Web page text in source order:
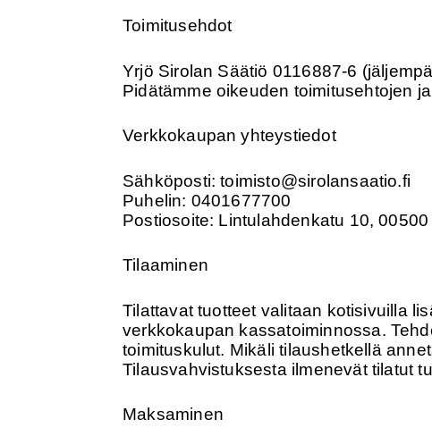
Toimitusehdot
Yrjö Sirolan Säätiö 0116887-6
Pidätämme oikeuden toimitusehtojen
Verkkokaupan yhteystiedot
Sähköposti: toimisto@sirolansaatio.fi
Puhelin: 0401677700
Postiosoite: Lintulahdenkatu 10,
Tilaaminen
Tilattavat tuotteet valitaan kotisivuilla
verkkokaupan kassatoiminnossa.
toimituskulut. Mikäli tilaushetkellä
Tilausvahvistuksesta ilmenevät tilatut
Maksaminen